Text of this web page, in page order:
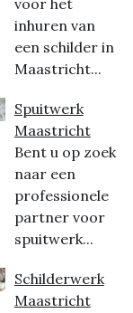
inhuren van
een schilder in
Maastricht...
Spuitwerk
Maastricht
Bent u op zoek
naar een
professionele
partner voor
spuitwerk...
Schilderwerk
Maastricht